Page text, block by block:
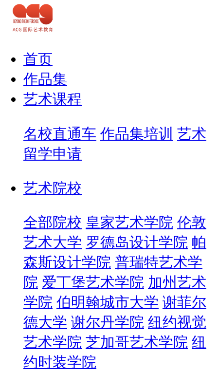
首页
作品集
艺术课程
名校直通车 作品集培训 艺术
留学申请
艺术院校
全部院校 皇家艺术学院 伦敦
艺术大学 罗德岛设计学院 帕
森斯设计学院 普瑞特艺术学
院 爱丁堡艺术学院 加州艺术
学院 伯明翰城市大学 谢菲尔
德大学 谢尔丹学院 纽约视觉
艺术学院 芝加哥艺术学院 纽
约时装学院